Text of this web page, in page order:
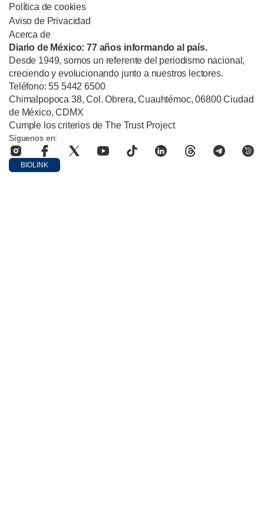
Política de cookies
Aviso de Privacidad
Acerca de
Diario de México: 77 años informando al país.
Desde 1949, somos un referente del periodismo nacional,
creciendo y evolucionando junto a nuestros lectores.
Teléfono: 55 5442 6500
Chimalpopoca 38, Col. Obrera, Cuauhtémoc, 06800 Ciudad
de México, CDMX
Cumple los criterios de The Trust Project
Síguenos en:
BIOLINK